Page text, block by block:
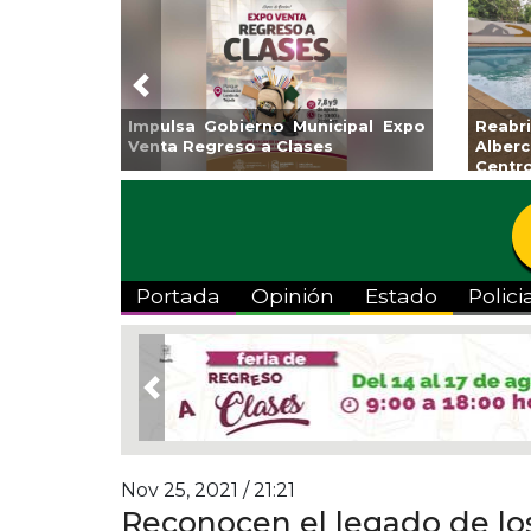
Impulsa Gobierno Municipal Expo
Venta Regreso a Clases
Previous
Portada Opinión Estado
Previous
Nov 25, 2021 / 21:21
Reconocen el legado de